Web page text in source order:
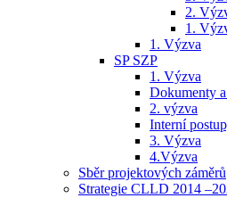
2.
1.
1. Výzva
SP SZP
1. Výzva
Dokumenty
2. výzva
Interní
3. Výzva
4.Výzva
Sběr projektových záměrů
Strategie CLLD 2014